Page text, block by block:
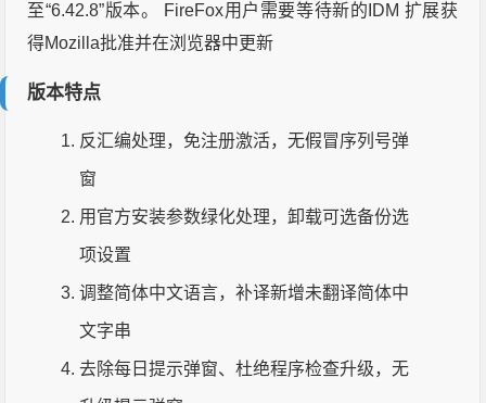
至“6.42.8”版本。 FireFox用户需要等待新的IDM 扩展获
得Mozilla批准并在浏览器中更新
版本特点
反汇编处理，免注册激活，无假冒序列号弹
窗
用官方安装参数绿化处理，卸载可选备份选
项设置
调整简体中文语言，补译新增未翻译简体中
文字串
去除每日提示弹窗、杜绝程序检查升级，无